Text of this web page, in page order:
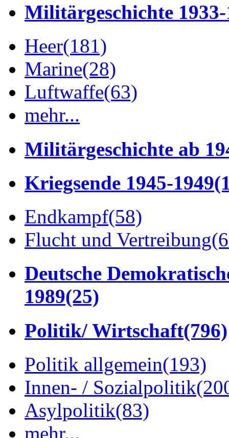
Militärgeschichte 1933-
Heer(181)
Marine(28)
Luftwaffe(63)
mehr...
Militärgeschichte ab
Kriegsende 1945-1949
Endkampf(58)
Flucht und Vertreibung
Deutsche
1989(25)
Politik/ Wirtschaft(796)
Politik allgemein(193)
Innen- / Sozialpolitik
Asylpolitik(83)
mehr...